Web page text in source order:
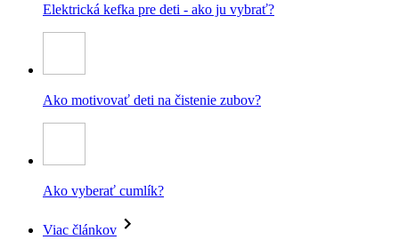
Elektrická kefka pre deti - ako ju vybrať?
Ako motivovať deti na čistenie zubov?
Ako vyberať cumlík?
Viac článkov